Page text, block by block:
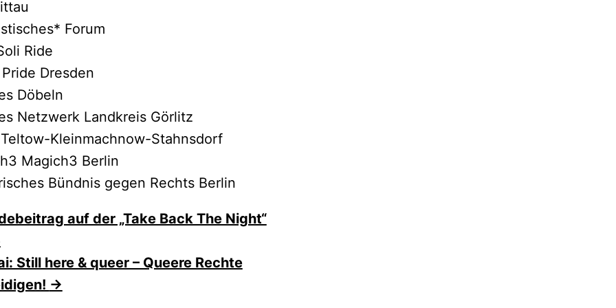
Forum
Ride
Dresden
Döbeln
Netzwerk Landkreis Görlitz
Kleinmachnow-Stahnsdorf
Magich3 Berlin
Bündnis gegen Rechts Berlin
auf der „Take Back The Night“
Still here & queer – Queere Rechte
→